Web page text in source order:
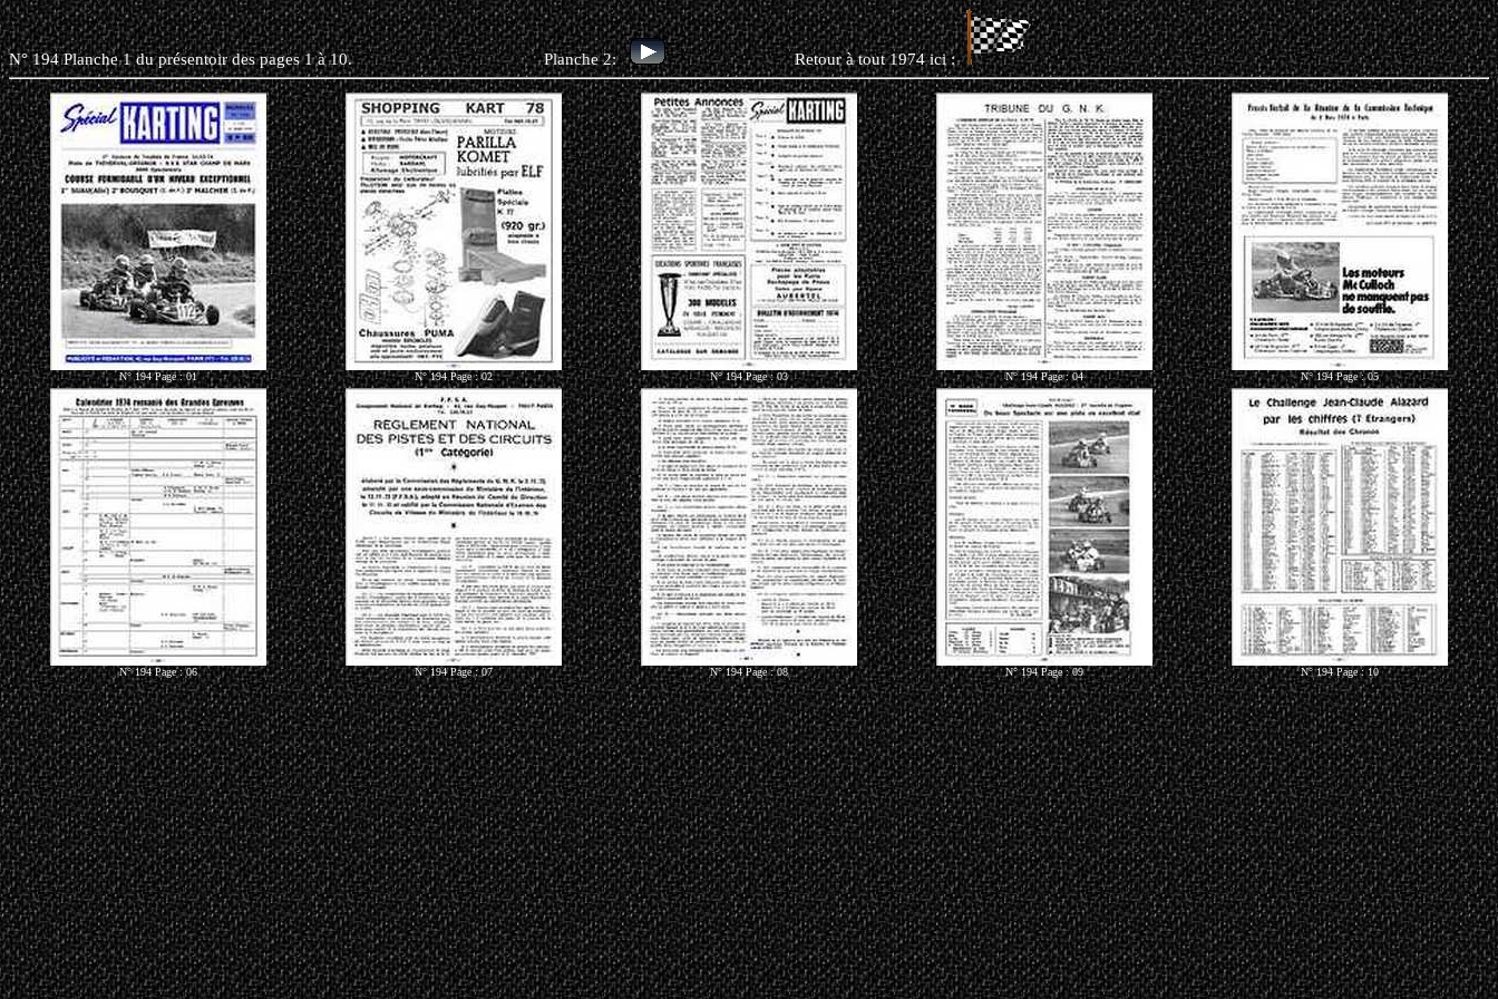
N° 194 Planche 1 du présentoir des pages 1 à 10. Planche 2: Retour à tout 1974 ici :
N° 194 Page : 01 N° 194 Page : 02 N° 194 Page : 03 N° 194 Page : 04 N° 194 Page : 05
N° 194 Page : 06 N° 194 Page : 07 N° 194 Page : 08 N° 194 Page : 09 N° 194 Page : 10